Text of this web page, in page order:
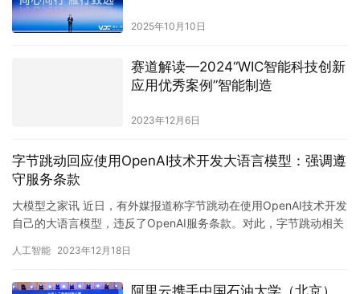
2025年10月10日
赛道解读—2024“WIC智能科技创新
应用优秀案例”智能制造
2023年12月6日
字节跳动回应使用OpenAI技术开发大语言模型：强调遵
守服务条款
大模型之家讯 近日，有外媒报道称字节跳动在使用OpenAI技术开发
自己的大语言模型，违反了OpenAI服务条款。对此，字节跳动相关
人工智能 2023年12月18日
阿里云携手中国石油大学（北京）